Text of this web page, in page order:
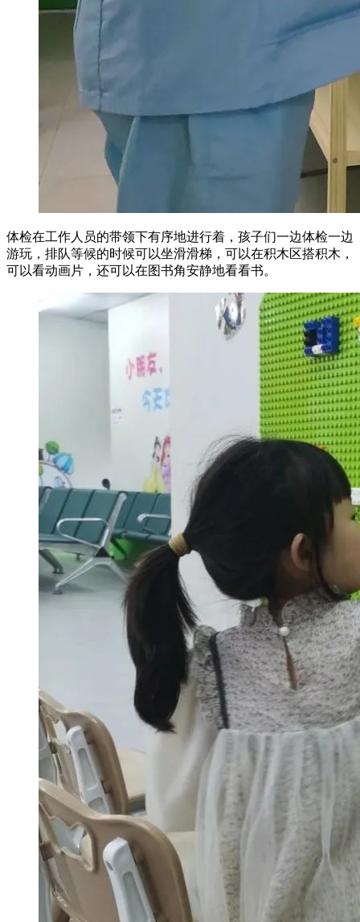
体检在工作人员的带领下有序地进行着，孩子们一边体检一边
游玩，排队等候的时候可以坐滑滑梯，可以在积木区搭积木，
可以看动画片，还可以在图书角安静地看看书。